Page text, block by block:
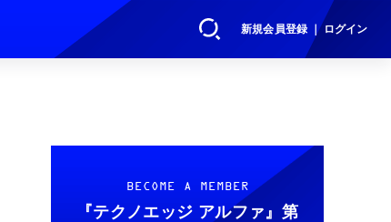
新規会員登録 ｜ ログイン
BECOME A MEMBER
『テクノエッジ アルファ』 第